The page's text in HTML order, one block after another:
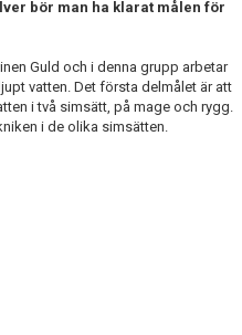
bör man ha klarat målen för
Guld och i denna grupp arbetar
vatten. Det första delmålet är att
i två simsätt, på mage och rygg.
i de olika simsätten.